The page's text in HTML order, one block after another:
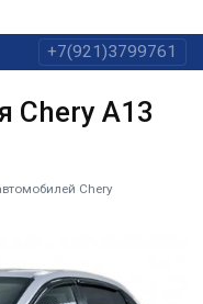
+7(921)3799761
Chery А13
Chery